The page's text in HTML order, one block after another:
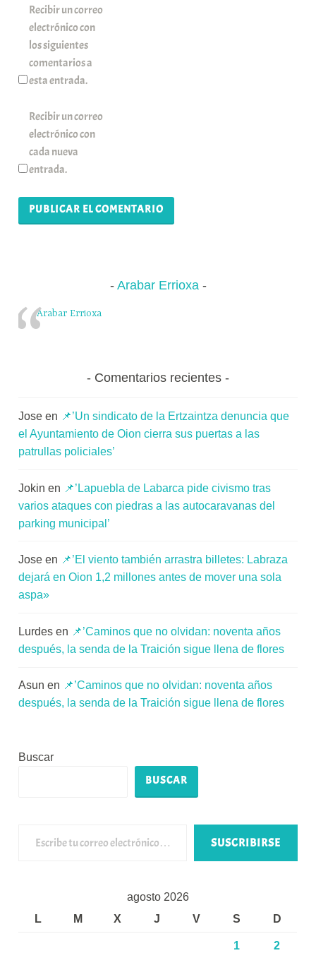
Recibir un correo
electrónico con
los siguientes
comentarios a
esta entrada.
Recibir un correo
electrónico con
cada nueva
entrada.
Arabar Errioxa
Arabar Errioxa
Comentarios recientes
Jose en 📌’Un sindicato de la Ertzaintza denuncia que
el Ayuntamiento de Oion cierra sus puertas a las
patrullas policiales’
Jokin en 📌’Lapuebla de Labarca pide civismo tras
varios ataques con piedras a las autocaravanas del
parking municipal’
Jose en 📌’El viento también arrastra billetes: Labraza
dejará en Oion 1,2 millones antes de mover una sola
aspa»
Lurdes en 📌’Caminos que no olvidan: noventa años
después, la senda de la Traición sigue llena de flores
Asun en 📌’Caminos que no olvidan: noventa años
después, la senda de la Traición sigue llena de flores
Buscar
BUSCAR
SUSCRIBIRSE
agosto 2026
L
M X J V S D
1 2